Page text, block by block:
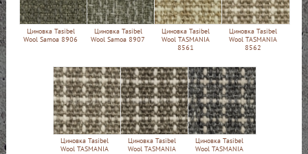
Циновка Tasibel
Wool Samoa 8906
Циновка Tasibel
Wool Samoa 8907
Циновка Tasibel
Wool TASMANIA
8561
Циновка Tasibel
Wool TASMANIA
8562
Циновка Tasibel
Wool TASMANIA
Циновка Tasibel
Wool TASMANIA
Циновка Tasibel
Wool TASMANIA